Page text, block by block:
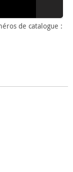
de catalogue :